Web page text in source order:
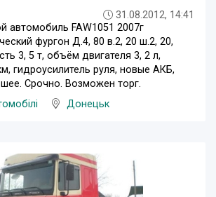
31.08.2012, 14:41
автомобиль FAW1051 2007г
фургон Д.4, 80 в.2, 20 ш.2, 20,
3, 5 т, объём двигателя 3, 2 л,
гидроусилитель руля, новые АКБ,
Срочно. Возможен торг.
Донецьк